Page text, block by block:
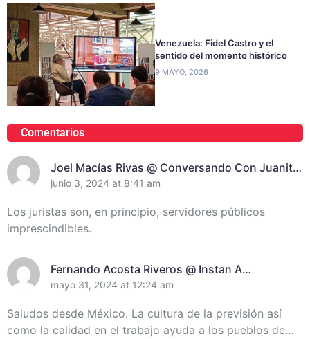
Venezuela: Fidel Castro y el
sentido del momento histórico
9 MAYO, 2026
Comentarios
Joel Macías Rivas @ Conversando Con Juanita
Randich, Presidenta De La Unión De Juristas En
junio 3, 2024 at 8:41 am
Los juristas son, en principio, servidores públicos
imprescindibles.
Fernando Acosta Riveros @ Instan A
Incrementar El Control De Recursos En
mayo 31, 2024 at 12:24 am
Saludos desde México. La cultura de la previsión así
como la calidad en el trabajo ayuda a los pueblos de…